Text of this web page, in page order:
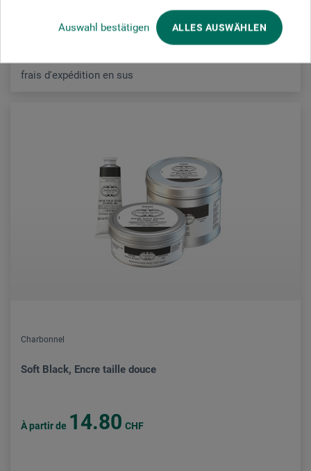
Auswahl bestätigen ALLES AUSWÄHLEN
frais d'expédition en sus
Charbonnel
Soft Black, Encre taille douce
À partir de 14.80 CHF